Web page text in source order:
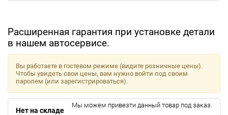
Расширенная гарантия при установке детали
в нашем автосервисе.
Вы работаете в гостевом режиме (видите розничные цены).
Чтобы увидеть свои цены, вам нужно войти под своим
паролем (или зарегистрироваться).
Нет на складе
Мы можем привезти данный товар под заказ.